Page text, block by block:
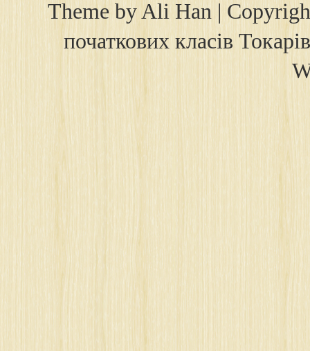
Theme byAli Han |
початкових класів